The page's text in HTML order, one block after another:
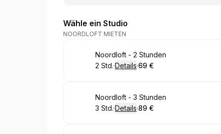
Wähle ein Studio
NOORDLOFT MIETEN
Buchen
Noordloft - 2 Stunden
. Dauer:
2 Std.·Details·
.Preis
69 €
Buchen
Noordloft - 3 Stunden
. Dauer:
3 Std.·Details·
.Preis
89 €